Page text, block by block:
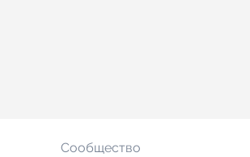
Сообщество